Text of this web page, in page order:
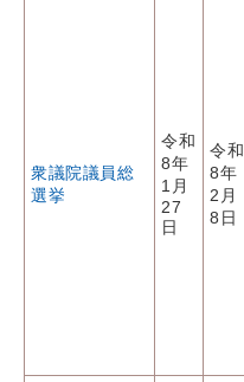
衆議院議員総
選挙
令和
8年
1月
27
日
令和
8年
2月
8日